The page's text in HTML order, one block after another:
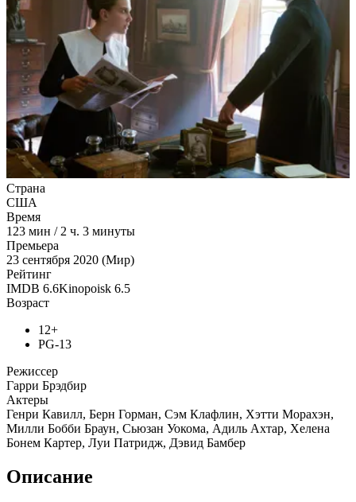
Страна
США
Время
123 мин / 2 ч. 3 минуты
Премьера
23 сентября 2020 (Мир)
Рейтинг
IMDB 6.6Kinopoisk 6.5
Возраст
12+
PG-13
Режиссер
Гарри Брэдбир
Актеры
Генри Кавилл, Берн Горман, Сэм Клафлин, Хэтти Морахэн,
Милли Бобби Браун, Сьюзан Уокома, Адиль Ахтар, Хелена
Бонем Картер, Луи Патридж, Дэвид Бамбер
Описание